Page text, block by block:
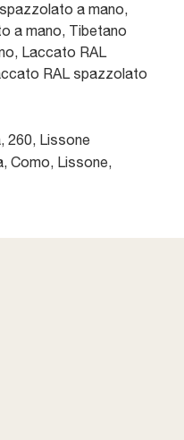
a mano,
a mano, Tibetano
Laccato RAL
RAL spazzolato
260, Lissone
Como, Lissone,